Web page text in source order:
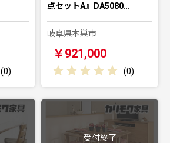
(0)
点セットA』DA5080…
岐阜県本巣市
￥921,000
(0)
受付終了